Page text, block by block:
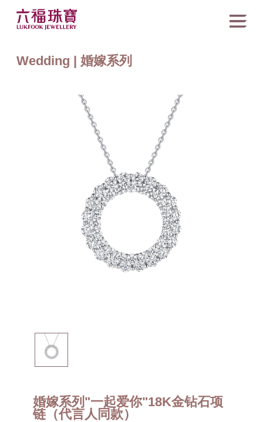
Wedding | 婚嫁系列
婚嫁系列"一起爱你"18K金钻石项
链（代言人同款）